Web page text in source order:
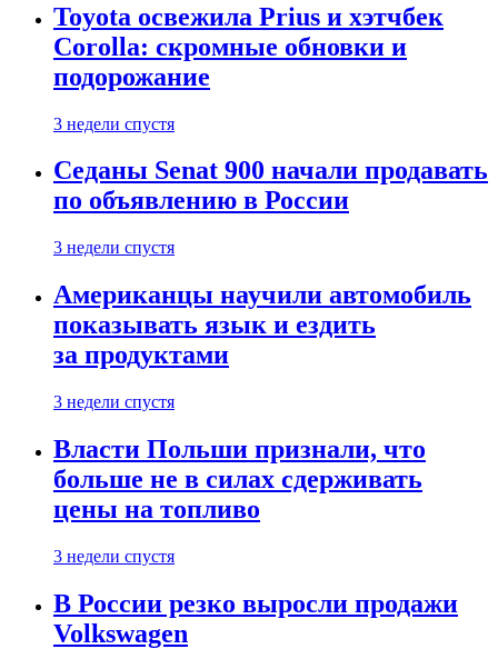
Toyota освежила Prius и хэтчбек
Corolla: скромные обновки и
подорожание
3 недели спустя
Седаны Senat 900 начали продавать
по объявлению в России
3 недели спустя
Американцы научили автомобиль
показывать язык и ездить
за продуктами
3 недели спустя
Власти Польши признали, что
больше не в силах сдерживать
цены на топливо
3 недели спустя
В России резко выросли продажи
Volkswagen